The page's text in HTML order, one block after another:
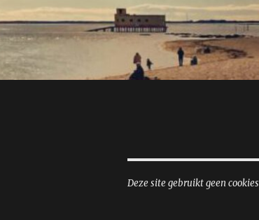
Deze site gebruikt geen cookies